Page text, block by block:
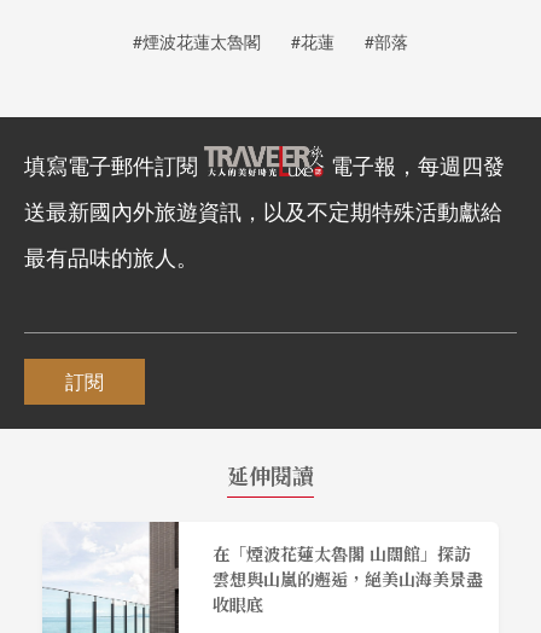
#煙波花蓮太魯閣 #花蓮 #部落
填寫電子郵件訂閱
電子報，每週四發
送最新國內外旅遊資訊，以及不定期特殊活動獻給
最有品味的旅人。
訂閱
延伸閱讀
在「煙波花蓮太魯閣 山闊館」探訪
雲想與山嵐的邂逅，絕美山海美景盡
收眼底